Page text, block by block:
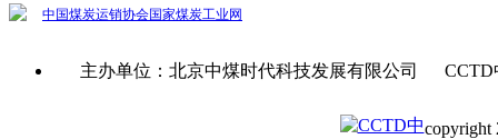
中国煤炭运销协会国家煤炭工业网
主办单位：北京中煤时代科技发展有限公司
copyright